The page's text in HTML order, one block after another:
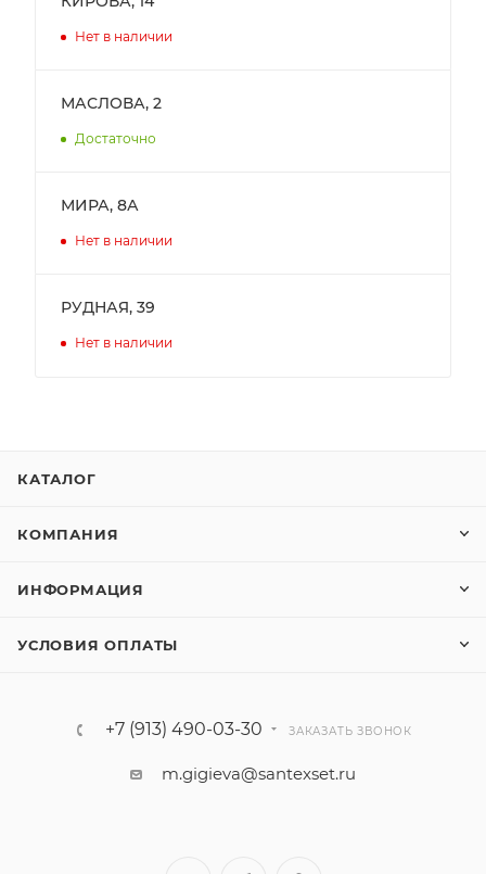
Нет в наличии
МАСЛОВА, 2
Достаточно
МИРА, 8А
Нет в наличии
РУДНАЯ, 39
Нет в наличии
КАТАЛОГ
КОМПАНИЯ
ИНФОРМАЦИЯ
УСЛОВИЯ ОПЛАТЫ
+7 (913) 490-03-30 ЗАКАЗАТЬ ЗВОНОК
m.gigieva@santexset.ru